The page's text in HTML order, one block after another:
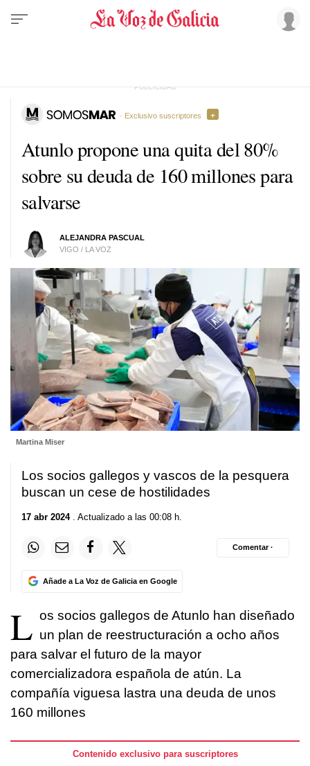
Atunlo propone una quita del 80%
sobre su deuda de 160 millones para
salvarse
ALEJANDRA PASCUAL
VIGO / LA VOZ
· Exclusivo suscriptores
Martina Miser
Los socios gallegos y vascos de la pesquera
buscan un cese de hostilidades
17 abr 2024. Actualizado a las 00:08 h.
Añade a La Voz de Galicia en Google
Comentar ·
L os socios gallegos de Atunlo han diseñado
un plan de reestructuración a ocho años
para salvar el futuro de la mayor
comercializadora española de atún. La
compañía viguesa lastra una deuda de unos
160 millones
Contenido exclusivo para suscriptores